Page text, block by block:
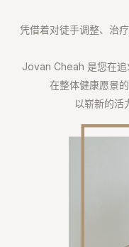
凭借着对徒手调整、治
Jovan Cheah 是您在追
在整体健康愿景
以崭新的活